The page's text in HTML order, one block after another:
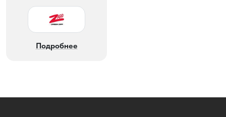
Подробнее